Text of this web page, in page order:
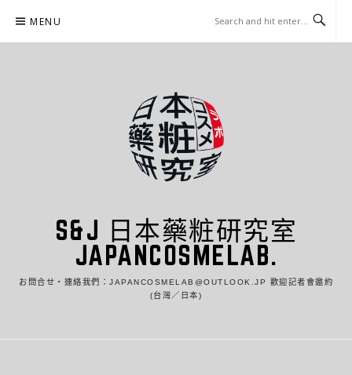
content
MENU
S&J 日本藥粧研究室
JAPANCOSMELAB.
お問合せ・連絡我們：JAPANCOSMELAB@OUTLOOK.JP 歡迎記者會邀約
(台灣／日本)